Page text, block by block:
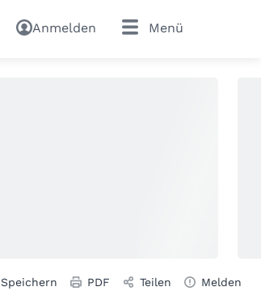
Anmelden Menü
Speichern PDF Teilen Melden